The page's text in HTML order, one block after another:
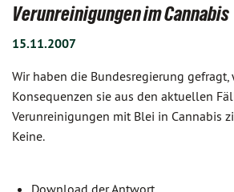
Verunreinigungen im Cannabis
15.11.2007
Wir haben die Bundesregierung gefragt,
Konsequenzen sie aus den aktuellen
Verunreinigungen mit Blei in Cannabis
Keine.
Download der Antwort